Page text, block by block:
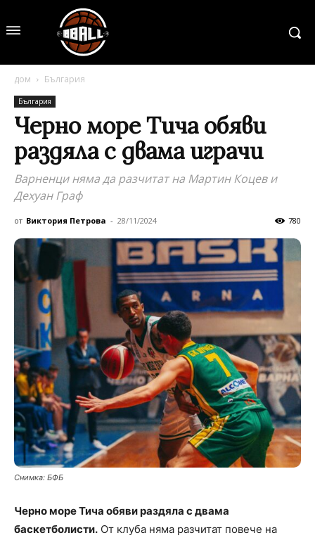
дом България
България
Черно море Тича обяви
раздяла с двама играчи
Варненци няма да разчитат на Мартин Коцев и
Дехуан Граф
от Виктория Петрова - 28/11/2024 780
Снимка: БФБ
Черно море Тича обяви раздяла с двама
баскетболисти. От клуба няма разчитат повече на